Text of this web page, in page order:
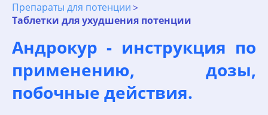
Препараты для потенции
Таблетки для ухудшения потенции
Андрокур - инструкция по
применению, дозы,
побочные действия.